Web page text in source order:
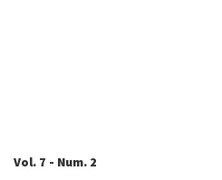
Vol. 7 - Num. 2